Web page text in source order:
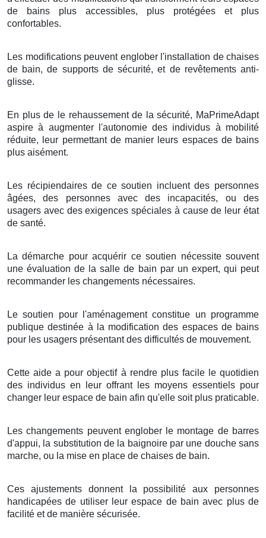
de bains plus accessibles, plus protégées et plus
confortables.
Les modifications peuvent englober l'installation de chaises
de bain, de supports de sécurité, et de revêtements anti-
glisse.
En plus de le rehaussement de la sécurité, MaPrimeAdapt
aspire à augmenter l'autonomie des individus à mobilité
réduite, leur permettant de manier leurs espaces de bains
plus aisément.
Les récipiendaires de ce soutien incluent des personnes
âgées, des personnes avec des incapacités, ou des
usagers avec des exigences spéciales à cause de leur état
de santé.
La démarche pour acquérir ce soutien nécessite souvent
une évaluation de la salle de bain par un expert, qui peut
recommander les changements nécessaires.
Le soutien pour l'aménagement constitue un programme
publique destinée à la modification des espaces de bains
pour les usagers présentant des difficultés de mouvement.
Cette aide a pour objectif à rendre plus facile le quotidien
des individus en leur offrant les moyens essentiels pour
changer leur espace de bain afin qu'elle soit plus praticable.
Les changements peuvent englober le montage de barres
d'appui, la substitution de la baignoire par une douche sans
marche, ou la mise en place de chaises de bain.
Ces ajustements donnent la possibilité aux personnes
handicapées de utiliser leur espace de bain avec plus de
facilité et de manière sécurisée.